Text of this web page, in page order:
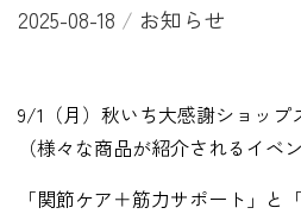
2025-08-18 / お知らせ
9/1（月）秋いち大感謝ショップ
（様々な商品が紹介されるイベ
「関節ケア＋筋力サポート」と